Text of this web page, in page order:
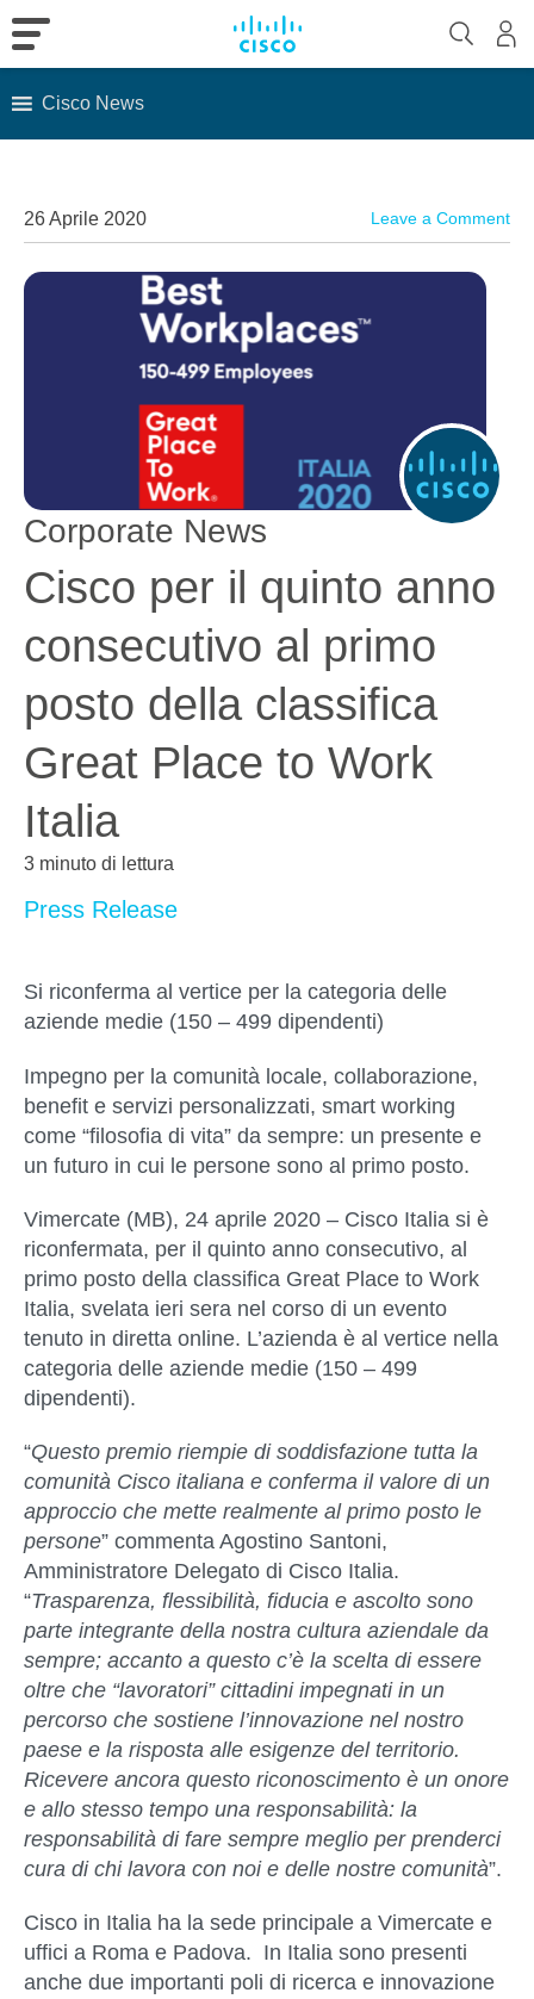
Cisco News
26 Aprile 2020 Leave a Comment
Corporate News
Cisco per il quinto anno
consecutivo al primo
posto della classifica
Great Place to Work
Italia
3 minuto di lettura
Press Release
Si riconferma al vertice per la categoria delle
aziende medie (150 – 499 dipendenti)
Impegno per la comunità locale, collaborazione,
benefit e servizi personalizzati, smart working
come “filosofia di vita” da sempre: un presente e
un futuro in cui le persone sono al primo posto.
Vimercate (MB), 24 aprile 2020 – Cisco Italia si è
riconfermata, per il quinto anno consecutivo, al
primo posto della classifica Great Place to Work
Italia, svelata ieri sera nel corso di un evento
tenuto in diretta online. L’azienda è al vertice nella
categoria delle aziende medie (150 – 499
dipendenti).
“Questo premio riempie di soddisfazione tutta la
comunità Cisco italiana e conferma il valore di un
approccio che mette realmente al primo posto le
persone” commenta Agostino Santoni,
Amministratore Delegato di Cisco Italia.
“Trasparenza, flessibilità, fiducia e ascolto sono
parte integrante della nostra cultura aziendale da
sempre; accanto a questo c’è la scelta di essere
oltre che “lavoratori” cittadini impegnati in un
percorso che sostiene l’innovazione nel nostro
paese e la risposta alle esigenze del territorio.
Ricevere ancora questo riconoscimento è un onore
e allo stesso tempo una responsabilità: la
responsabilità di fare sempre meglio per prenderci
cura di chi lavora con noi e delle nostre comunità”.
Cisco in Italia ha la sede principale a Vimercate e
uffici a Roma e Padova. In Italia sono presenti
anche due importanti poli di ricerca e innovazione